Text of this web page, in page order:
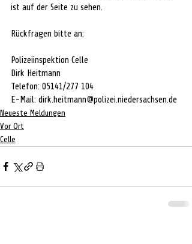
ist auf der Seite zu sehen.
Rückfragen bitte an:
Polizeiinspektion Celle
Dirk Heitmann
Telefon: 05141/277 104
E-Mail: dirk.heitmann@polizei.niedersachsen.de
Neueste Meldungen
Vor Ort
Celle